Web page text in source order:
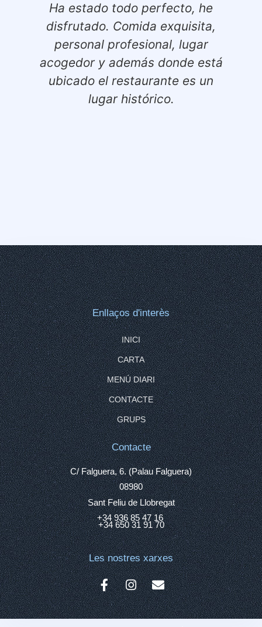
Ha estado todo perfecto, he
disfrutado. Comida exquisita,
personal profesional, lugar
acogedor y además donde está
ubicado el restaurante es un
lugar histórico.
Enllaços d'interès
INICI
CARTA
MENÚ DIARI
CONTACTE
GRUPS
Contacte
C/ Falguera, 6. (Palau Falguera)
08980
Sant Feliu de Llobregat
+34 936 85 47 16
+34 650 31 91 70
Les nostres xarxes